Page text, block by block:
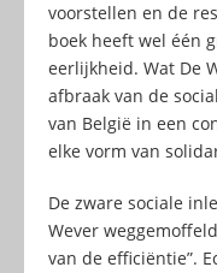
voorstellen en de
boek heeft wel één
eerlijkheid. Wat De
afbraak van de
van België in een
elke vorm van
De zware sociale
Wever
van de efficiëntie”.